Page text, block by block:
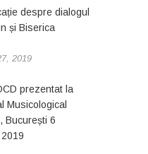
despre dialogul
și Biserica
2019
prezentat la
Musicological
București 6